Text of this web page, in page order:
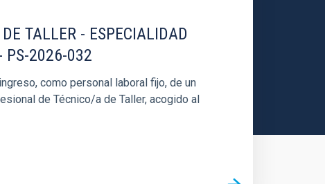
TALLER - ESPECIALIDAD
PS-2026-032
como personal laboral fijo, de un
de Técnico/a de Taller, acogido al